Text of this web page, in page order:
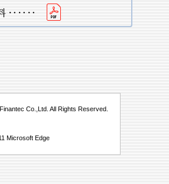
料 ‥‥‥
Co.,Ltd. All Rights Reserved.
Microsoft Edge